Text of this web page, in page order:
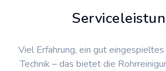
Viel Erfahrung, ein gut
Technik – das bietet die